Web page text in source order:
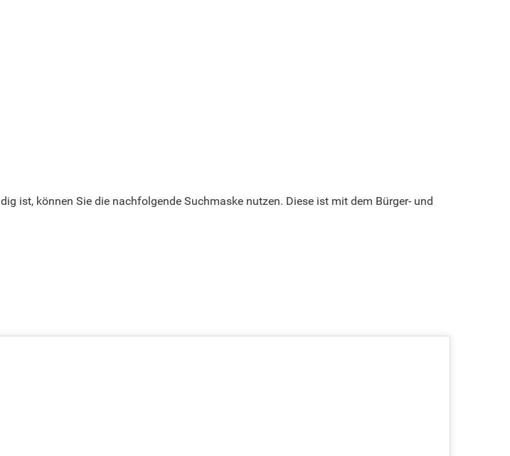
ist, können Sie die nachfolgende Suchmaske nutzen. Diese ist mit dem Bürger- und